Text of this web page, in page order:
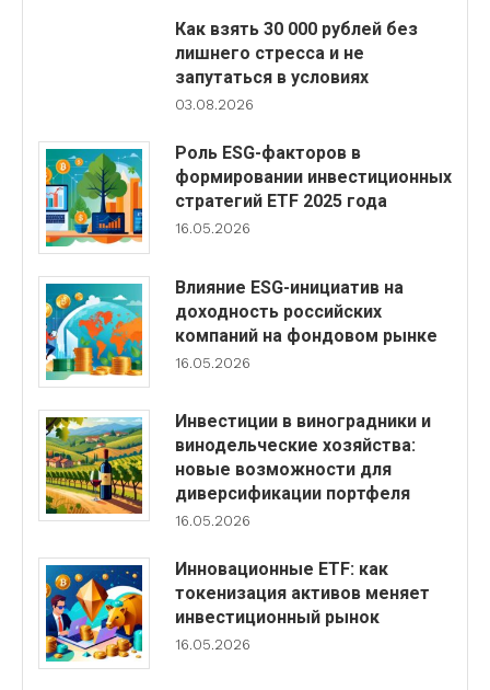
Как взять 30 000 рублей без
лишнего стресса и не
запутаться в условиях
03.08.2026
Роль ESG-факторов в
формировании инвестиционных
стратегий ETF 2025 года
16.05.2026
Влияние ESG-инициатив на
доходность российских
компаний на фондовом рынке
16.05.2026
Инвестиции в виноградники и
винодельческие хозяйства:
новые возможности для
диверсификации портфеля
16.05.2026
Инновационные ETF: как
токенизация активов меняет
инвестиционный рынок
16.05.2026